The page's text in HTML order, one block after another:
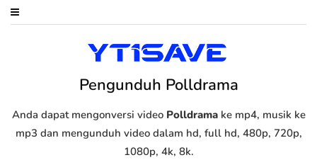
Pengunduh Polldrama
Anda dapat mengonversi video Polldramake mp4, musik ke
mp3 dan mengunduh video dalam hd, full hd, 480p, 720p,
1080p, 4k, 8k.